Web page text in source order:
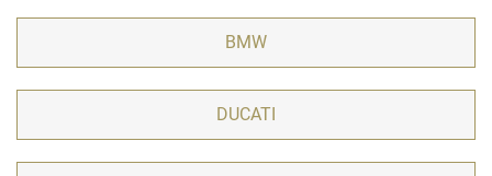
BMW
DUCATI